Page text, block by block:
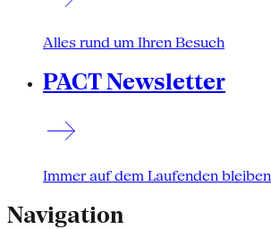
Alles rund um Ihren Besuch
PACT Newsletter
Immer auf dem Laufenden bleiben
Navigation